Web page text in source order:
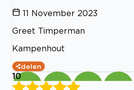
11 November 2023
Greet Timperman
Kampenhout
delen
10